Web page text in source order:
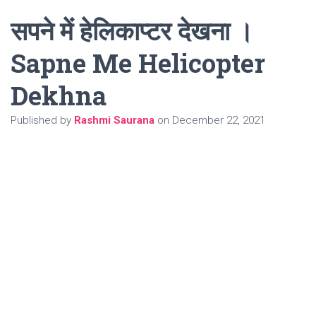
सपने में हेलिकाप्टर देखना ।
Sapne Me Helicopter
Dekhna
Published by Rashmi Saurana on December 22, 2021